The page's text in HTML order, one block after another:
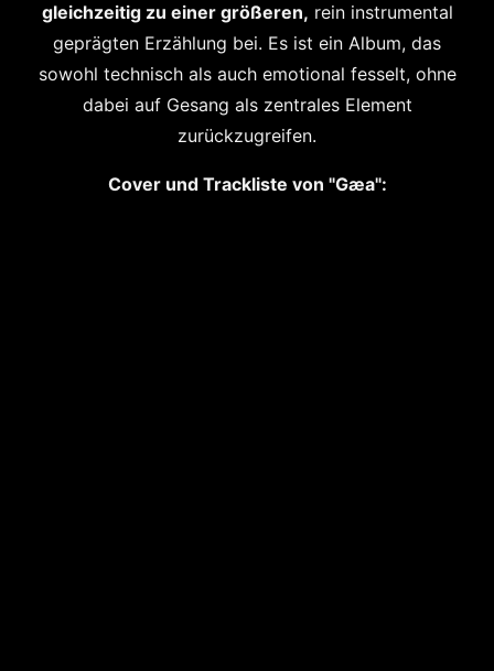
gleichzeitig zu einer größeren, rein instrumental
geprägten Erzählung bei. Es ist ein Album, das
sowohl technisch als auch emotional fesselt, ohne
dabei auf Gesang als zentrales Element
zurückzugreifen.
Cover und Trackliste von "Gæa":